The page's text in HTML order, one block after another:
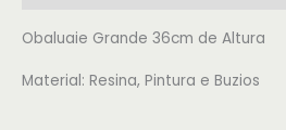
Obaluaie Grande 36cm de Altura
Material: Resina, Pintura e Buzios